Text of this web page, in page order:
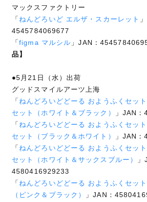
マックスファクトリー
「 ねんどろいど エルザ・スカーレット
4545784069677
「figma マルシル 」JAN：
品】
●5月21日（水）出荷
グッドスマイルアーツ上海
「 ねんどろいどどーる おようふくセッ
セット（ホワイト＆ブラック）
」JAN
「 ねんどろいどどーる おようふくセッ
セット（ブラック＆ホワイト）
」JAN
「 ねんどろいどどーる おようふくセッ
セット（ホワイト＆サックスブルー）
」
4580416929233
「 ねんどろいどどーる おようふくセッ
（ピンク＆ブラック）
」JAN：